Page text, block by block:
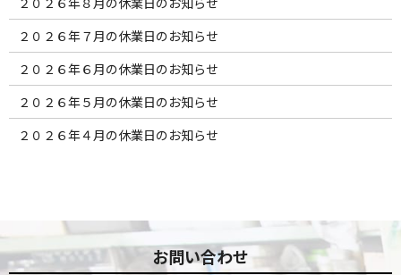
２０２６年７月の休業日のお知らせ
２０２６年６月の休業日のお知らせ
２０２６年５月の休業日のお知らせ
２０２６年４月の休業日のお知らせ
お問い合わせ